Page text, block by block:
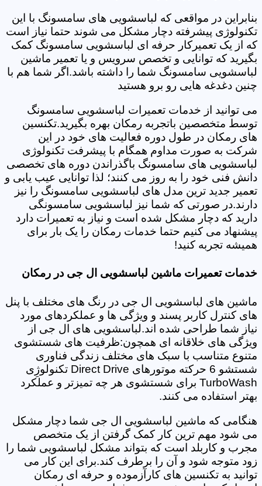
بنابراین در مواقعی که لباسشویی های سامسونگ با این
تکنولوژی پیشرفته دچار مشکل می شوند حتما نیاز است
که از یک تعمیرکار حرفه ای لباسشویی سامسونگ کمک
بگیرید که توانایی و تخصص سرویس و یا تعمیر ماشین
لباسشویی سامسونگ شما را داشته باشد.اگر شما هم با
چنین دغدغه هایی رو برو هستید
می توانید از خدمات تعمیرات لباسشویی سامسونگ
توسط متخصصین باتجربه رمکان بهره بگیرید.تکنسین
های رمکان در طول دوره فعالیت های خود در این
شرکت به صورت مداوم همگام با پیشرفت تکنولوژی
لباسشویی های سامسونگ باگذراندن دوره های تخصصی
دانش فنی خود را به روز می کنند؛ لذا توانایی عیب یابی و
تعمیر جدید ترین مدل های لباسشویی سامسونگ را نیز
دارند.در صورتی که شما نیز لباسشویی سامسونگی
دارید که دچار مشکل شده است و نیاز به تعمیرات دارد
پیشنهاد می کنیم حتما خدمات رمکان را یک بار برای
همیشه تجربه کنید!
خدمات تعمیرات ماشین لباسشویی ال جی در رمکان
ماشین های لباسشویی ال جی در رنگ های مختلف با پنل
های کنترل کاربر پسند و ویژگی ها و عملکردهای مورد
نیاز شما طراحی شده اند.لباسشویی های ال جی از
ویژگی های خلاقانه ای همچون:ظرفیت های شستشوی
متنوع متناسب با سبک های مختلف زندگی فناوری
شستشو 6 حرکته موتورهای Direct Drive تکنولوژِی
TurboWash برای شستشوی هر چه تمیزتر و عملکرد
بهتر استفاده می کنند.
هنگامی که ماشین لباسشویی ال جی شما دچار مشکل
می شود مهم ترین کار کمک گرفتن از یک متخصص
مجرب و کاربلد است که بتواند مشکل لباسشویی شما را
زود متوجه شود و آن را برطرف کند.برای این کار می
توانید به تکنسین های کارآزموده و حرفه ای رمکان